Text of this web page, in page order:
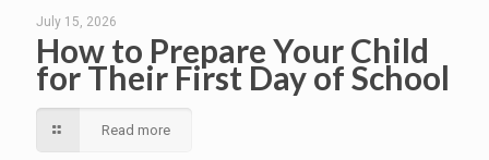
July 15, 2026
How to Prepare Your Child
for Their First Day of School
Read more